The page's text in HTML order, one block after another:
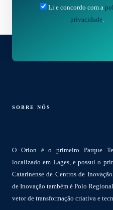
Li e concordo com a
privacidade
SOBRE NÓS
O Orion é o primeiro Parque
localizado em Lages, e possui o
Catarinense de Centros de
de Inovação também é Polo
vetor de transformação criativa e